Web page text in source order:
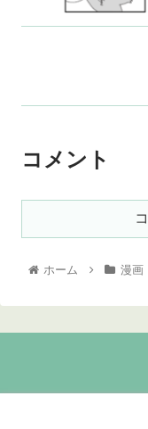
コメント
ホーム 漫画